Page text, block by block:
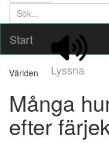
Söktext
Start
Lyssna
Världen
Många
efter